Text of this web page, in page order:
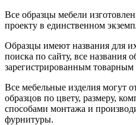
Все образцы мебели
проекту в единственном
Образцы имеют названия для
поиска по сайту, все названия
зарегистрированным товарным
Все мебельные изделия могут
образцов по цвету, размеру,
способами монтажа и
фурнитуры.